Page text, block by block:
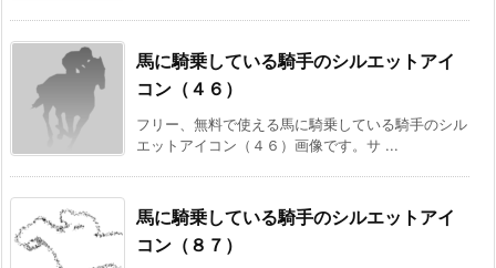
馬に騎乗している騎手のシルエットアイ
コン（４６）
フリー、無料で使える馬に騎乗している騎手のシル
エットアイコン（４６）画像です。サ ...
馬に騎乗している騎手のシルエットアイ
コン（８７）